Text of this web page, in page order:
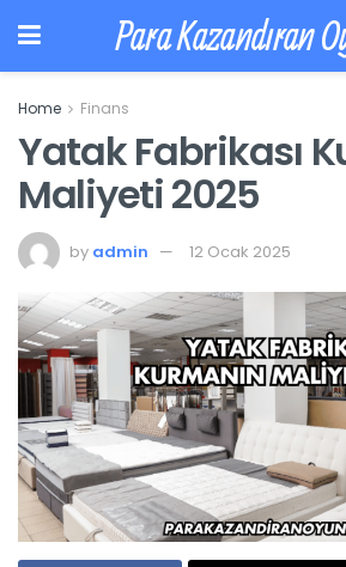
Para Kazandıran
Home Finans
Yatak Fabrikası
Maliyeti 2025
by admin 12 Ocak 2025